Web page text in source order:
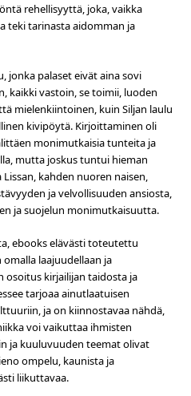
rehellisyyttä, joka, vaikka
teki tarinasta aidomman ja
jonka palaset eivät aina sovi
kaikki vastoin, se toimii, luoden
mielenkiintoinen, kuin Siljan laulu
kivipöytä. Kirjoittaminen oli
monimutkaisia tunteita ja
mutta joskus tuntui hieman
kahden nuoren naisen,
ja velvollisuuden ansiosta,
ja suojelun monimutkaisuutta.
ebooks elävästi toteutettu
laajuudellaan ja
osoitus kirjailijan taidosta ja
tarjoaa ainutlaatuisen
ja on kiinnostavaa nähdä,
voi vaikuttaa ihmisten
ja kuuluvuuden teemat olivat
ompelu, kaunista ja
liikuttavaa.